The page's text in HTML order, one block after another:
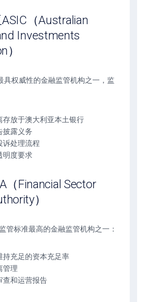
（Australian
Investments
具权威性的金融监管机构之一，监
存放于澳大利亚本土银行
披露义务
诉处理流程
明度要求
（Financial Sector
）
管标准最高的金融监管机构之一：
持充足的资本充足率
管理
查和运营报告